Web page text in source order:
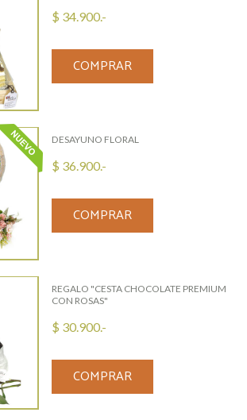
$ 34.900.-
COMPRAR
DESAYUNO FLORAL
$ 36.900.-
COMPRAR
REGALO "CESTA CHOCOLATE PREMIUM
CON ROSAS"
$ 30.900.-
COMPRAR